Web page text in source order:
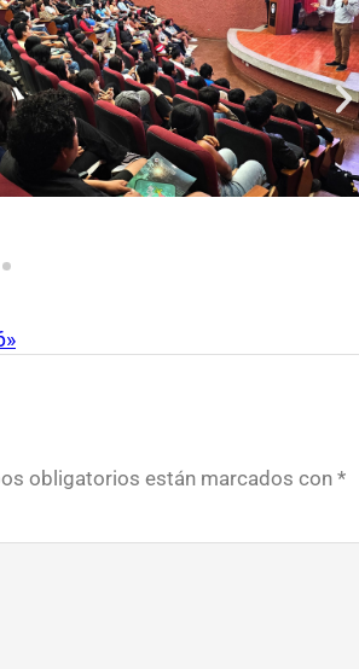
obligatorios están marcados con *